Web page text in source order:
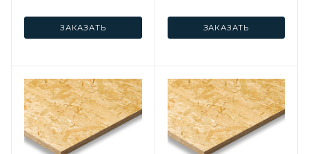
ЗАКАЗАТЬ ЗАКАЗАТЬ